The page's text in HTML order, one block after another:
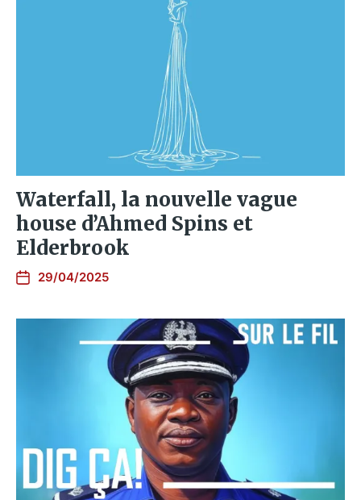
Waterfall, la nouvelle vague
house d’Ahmed Spins et
Elderbrook
29/04/2025